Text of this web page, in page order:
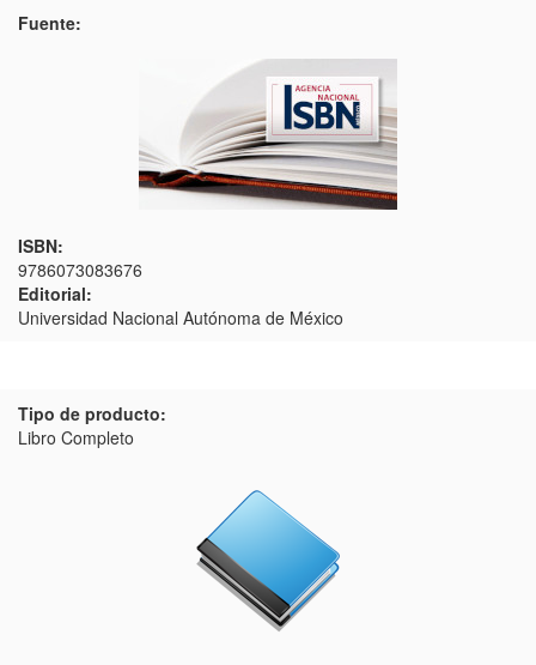
Fuente:
ISBN:
9786073083676
Editorial:
Universidad Nacional Autónoma de México
Tipo de producto:
Libro Completo